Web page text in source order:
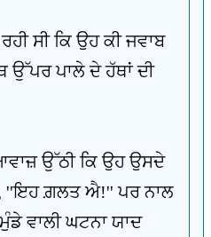
ਸੀ ਕਿ ਉਹ ਕੀ ਜਵਾਬ
ਪਾਲੇ ਦੇ ਹੱਥਾਂ ਦੀ
ਉੱਠੀ ਕਿ ਉਹ ਉਸਦੇ
''ਇਹ ਗ਼ਲਤ ਐ!'' ਪਰ ਨਾਲ
ਵਾਲੀ ਘਟਨਾ ਯਾਦ